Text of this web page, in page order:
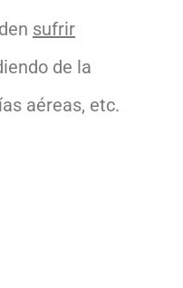
sufrir
de la
aéreas, etc.